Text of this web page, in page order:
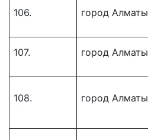
106. город Алматы
107. город Алматы
108. город Алматы